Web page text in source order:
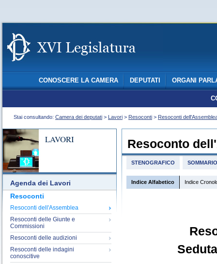
CONOSCERE LA CAMERA DEPUTATI ORGANI
Stai consultando: Camera dei deputati > Lavori > Resoconti > Resoconti
LAVORI
Agenda dei Lavori
Resoconti
Resoconti dell'Assemblea
Resoconti delle Giunte e
Commissioni
Resoconti delle audizioni
Resoconti delle indagini
conoscitive
Resoconto
STENOGRAFICO SOMMARIO
Indice Alfabetico Indice